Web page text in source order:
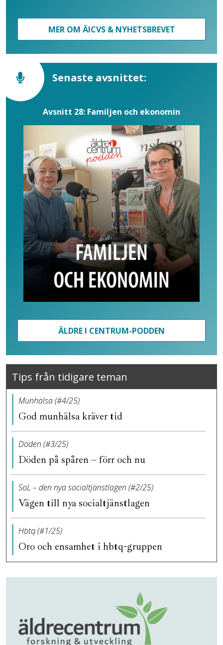
MER OM ÄICVS & NYHETSBREVET
Senaste avsnittet:
Avsnitt 28: Familjen och ekonomin
ÄLDRE I CENTRUM-PODDEN
Tips från tidigare teman
Munhälsa (#4/25)
God munhälsa kräver tid
Döden (#3/25)
Döden på spåren – förr och nu
SoL – den nya socialtjänstlagen (#2/25)
Vägen till nya socialtjänstlagen
Hbtq (#1/25)
Oro och ensamhet i hbtq-gruppen